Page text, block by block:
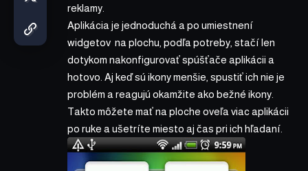
reklamy.
Aplikácia je jednoduchá a po umiestnení
widgetov na plochu, podľa potreby, stačí len
dotykom nakonfigurovať spúšťače aplikácii a
hotovo. Aj keď sú ikony menšie, spustiť ich nie je
problém a reagujú okamžite ako bežné ikony.
Takto môžete mať na ploche oveľa viac aplikácii
po ruke a ušetríte miesto aj čas pri ich hľadaní.